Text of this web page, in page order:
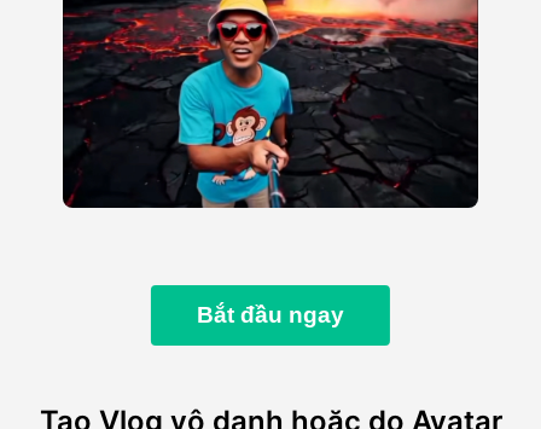
Bắt đầu ngay
Tạo Vlog vô danh hoặc do Avatar